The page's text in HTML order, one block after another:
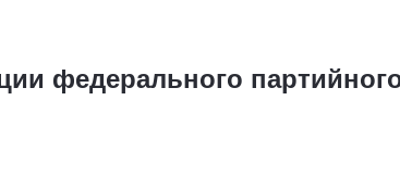
федерального